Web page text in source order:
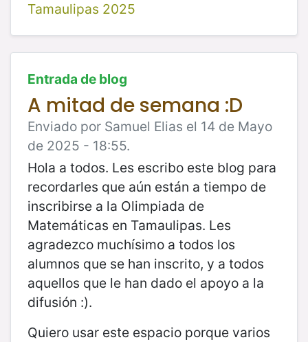
Tamaulipas 2025
Entrada de blog
A mitad de semana :D
Enviado por Samuel Elias el 14 de Mayo
de 2025 - 18:55.
Hola a todos. Les escribo este blog para
recordarles que aún están a tiempo de
inscribirse a la Olimpiada de
Matemáticas en Tamaulipas. Les
agradezco muchísimo a todos los
alumnos que se han inscrito, y a todos
aquellos que le han dado el apoyo a la
difusión :).
Quiero usar este espacio porque varios